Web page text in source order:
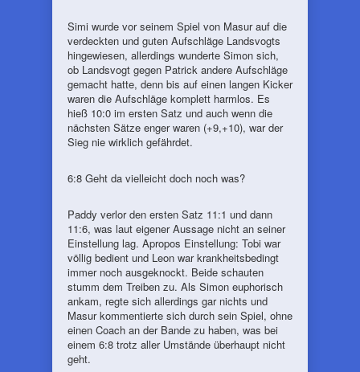
Simi wurde vor seinem Spiel von Masur auf die
verdeckten und guten Aufschläge Landsvogts
hingewiesen, allerdings wunderte Simon sich,
ob Landsvogt gegen Patrick andere Aufschläge
gemacht hatte, denn bis auf einen langen Kicker
waren die Aufschläge komplett harmlos. Es
hieß 10:0 im ersten Satz und auch wenn die
nächsten Sätze enger waren (+9,+10), war der
Sieg nie wirklich gefährdet.
6:8 Geht da vielleicht doch noch was?
Paddy verlor den ersten Satz 11:1 und dann
11:6, was laut eigener Aussage nicht an seiner
Einstellung lag. Apropos Einstellung: Tobi war
völlig bedient und Leon war krankheitsbedingt
immer noch ausgeknockt. Beide schauten
stumm dem Treiben zu. Als Simon euphorisch
ankam, regte sich allerdings gar nichts und
Masur kommentierte sich durch sein Spiel, ohne
einen Coach an der Bande zu haben, was bei
einem 6:8 trotz aller Umstände überhaupt nicht
geht.